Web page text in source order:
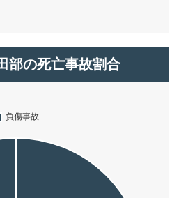
部の死亡事故割合